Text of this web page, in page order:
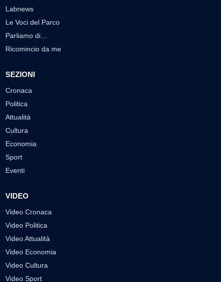
Labnews
Le Voci del Parco
Parliamo di…
Ricomincio da me
SEZIONI
Cronaca
Politica
Attualità
Cultura
Economia
Sport
Eventi
VIDEO
Video Cronaca
Video Politica
Video Attualità
Video Economia
Video Cultura
Video Sport